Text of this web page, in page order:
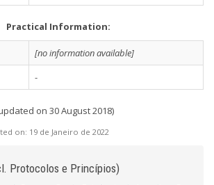
Practical Information:
[no information available]
-
on 30 August 2018)
on: 19 de Janeiro de 2022
Protocolos e Princípios)